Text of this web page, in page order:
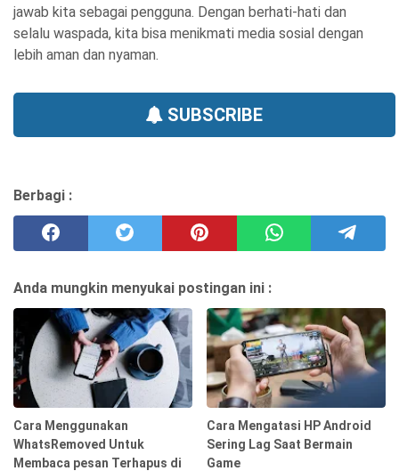
jawab kita sebagai pengguna. Dengan berhati-hati dan
selalu waspada, kita bisa menikmati media sosial dengan
lebih aman dan nyaman.
SUBSCRIBE
Berbagi :
Anda mungkin menyukai postingan ini :
Cara Menggunakan
WhatsRemoved Untuk
Membaca pesan Terhapus di
Cara Mengatasi HP Android
Sering Lag Saat Bermain
Game